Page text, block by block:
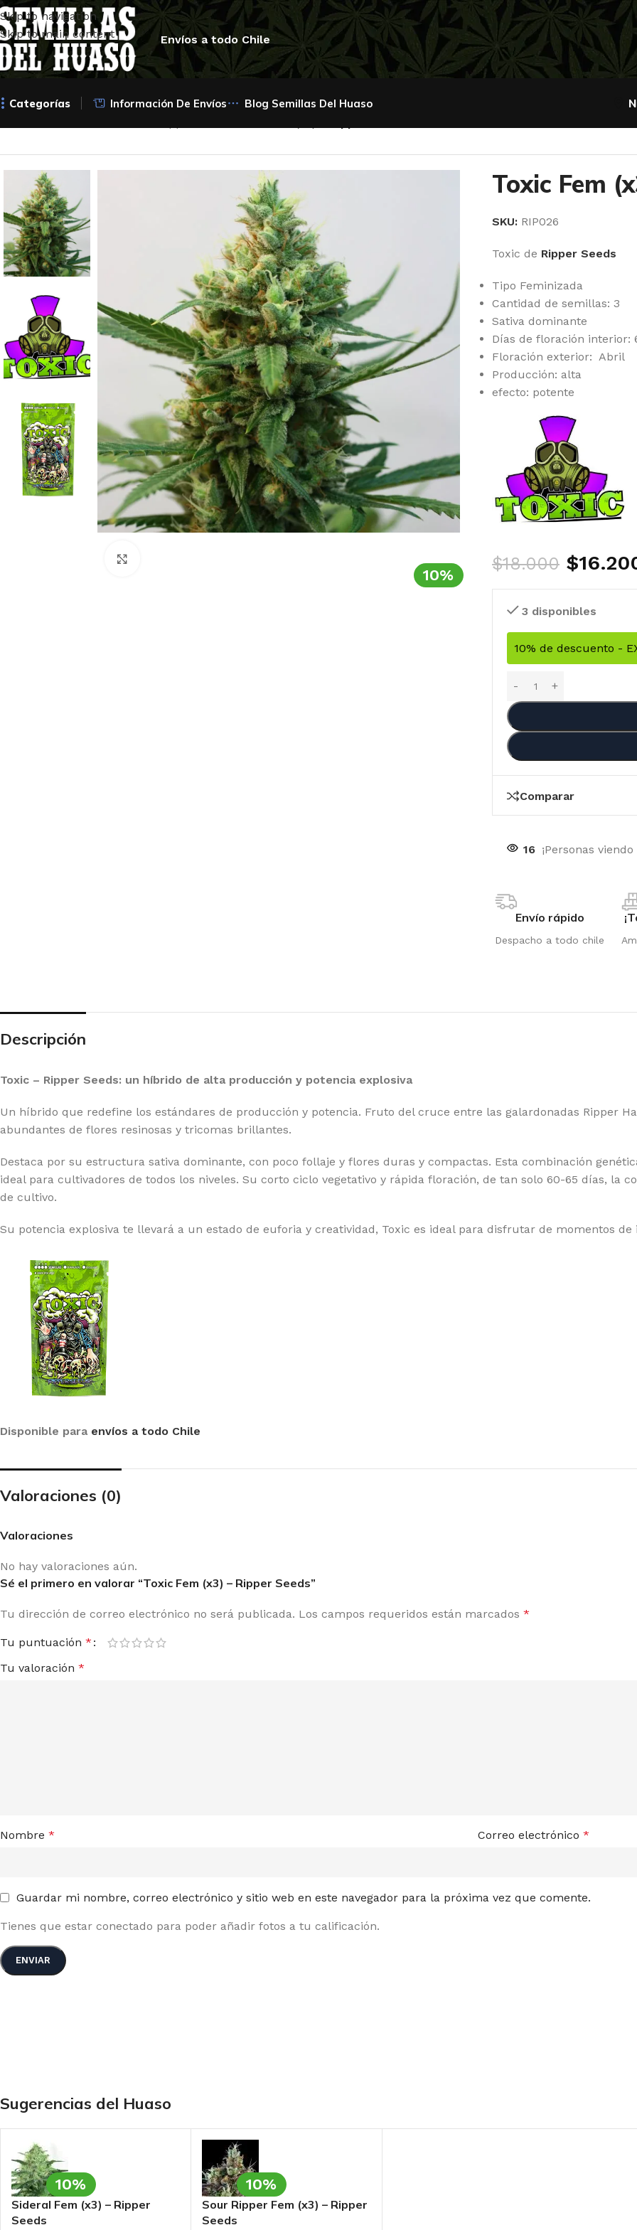
Skip to navigation
Skip to main content
Envíos a todo Chile
Categorías
FARM
BUDDHA SEEDS
SEEDS
GENETICS
SEEDS
HIGH SPEED BUDS
MAMIKO SEEDS
PERFECT TREE
Información De Envíos Blog Semillas Del Huaso
10%
Toxic Fem
SKU: RIP026
Toxic de Ripper Seeds
Tipo Feminizada
Cantidad de semillas: 3
Sativa dominante
Días de floración interior:
Floración exterior: Abril
Producción: alta
efecto: potente
$18.000 $
3 disponibles
10% de descuento -
Comparar
16 ¡Personas
Envío rápido
Despacho a todo chile
Descripción
Toxic – Ripper Seeds: un híbrido de alta producción y potencia explosiva
Un híbrido que redefine los estándares de producción y potencia. Fruto del cruce entre las galardonadas Ripper
abundantes de flores resinosas y tricomas brillantes.
Destaca por su estructura sativa dominante, con poco follaje y flores duras y compactas. Esta combinación
ideal para cultivadores de todos los niveles. Su corto ciclo vegetativo y rápida floración, de tan solo 60-65 días, la
de cultivo.
Su potencia explosiva te llevará a un estado de euforia y creatividad, Toxic es ideal para disfrutar de momentos
Disponible para envíos a todo Chile
Valoraciones (0)
Valoraciones
No hay valoraciones aún.
Sé el primero en valorar “Toxic Fem (x3) – Ripper Seeds”
Tu dirección de correo electrónico no será publicada. Los campos requeridos están marcados *
Tu puntuación *
Tu valoración *
Nombre * Correo electrónico *
Guardar mi nombre, correo electrónico y sitio web en este navegador para la próxima vez que comente.
Tienes que estar conectado para poder añadir fotos a tu calificación.
Sugerencias del Huaso
10%
Sideral Fem (x3) – Ripper
Seeds
10%
Sour Ripper Fem (x3) – Ripper
Seeds